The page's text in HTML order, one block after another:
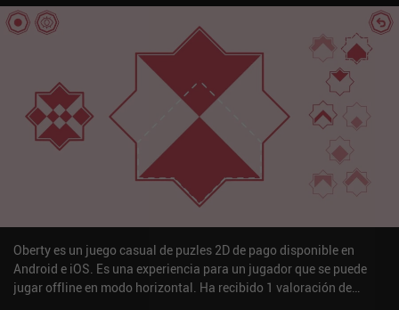
Oberty es un juego casual de puzles 2D de pago disponible en
Android e iOS. Es una experiencia para un jugador que se puede
jugar offline en modo horizontal. Ha recibido 1 valoración de